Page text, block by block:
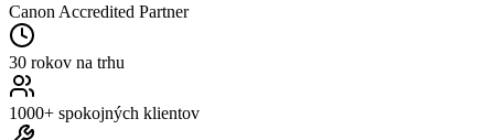
Canon Accredited Partner
30 rokov na trhu
1000+ spokojných klientov